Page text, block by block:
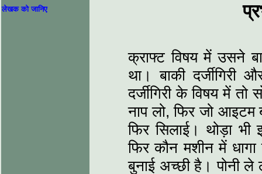
लेखक को जानिए
क्राफ्ट विषय में उसने
था। बाकी दर्जीगिरी
दर्जीगिरी के विषय में
नाप लो, फिर जो
फिर सिलाई। थोड़ा
फिर कौन मशीन में
बुनाई अच्छी है। पोनी